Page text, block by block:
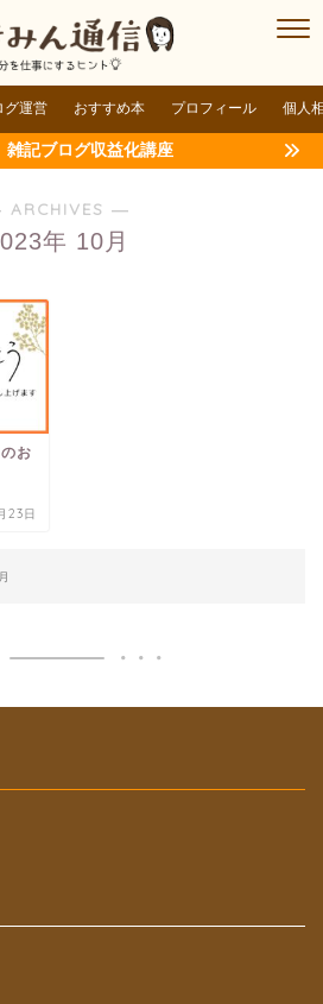
グ運営 おすすめ本 プロフィール 個人
雑記ブログ収益化講座
―
年 10月
お
23日